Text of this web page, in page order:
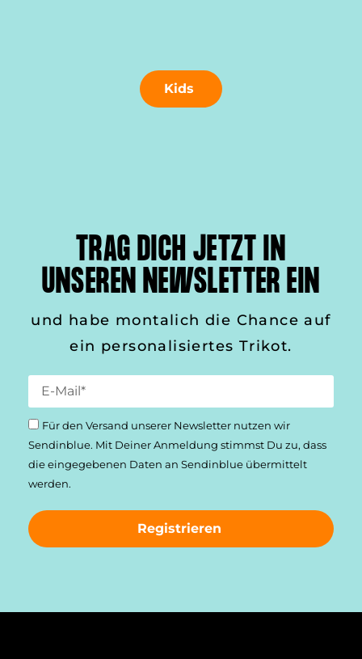
Kids
TRAG DICH JETZT IN
UNSEREN NEWSLETTER EIN
und habe montalich die Chance auf
ein personalisiertes Trikot.
Für den Versand unserer Newsletter nutzen wir
Sendinblue. Mit Deiner Anmeldung stimmst Du zu, dass
die einge­gebenen Daten an Sendinblue übermittelt
werden.
Registrieren